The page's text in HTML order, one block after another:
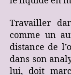
Travailler
comme un
distance de
dans son
lui, doit